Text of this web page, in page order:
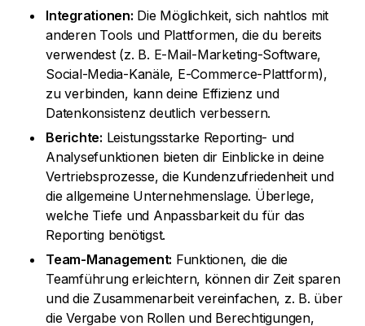
Integrationen: Die Möglichkeit, sich nahtlos mit
anderen Tools und Plattformen, die du bereits
verwendest (z. B. E-Mail-Marketing-Software,
Social-Media-Kanäle, E-Commerce-Plattform),
zu verbinden, kann deine Effizienz und
Datenkonsistenz deutlich verbessern.
Berichte: Leistungsstarke Reporting- und
Analysefunktionen bieten dir Einblicke in deine
Vertriebsprozesse, die Kundenzufriedenheit und
die allgemeine Unternehmenslage. Überlege,
welche Tiefe und Anpassbarkeit du für das
Reporting benötigst.
Team-Management: Funktionen, die die
Teamführung erleichtern, können dir Zeit sparen
und die Zusammenarbeit vereinfachen, z. B. über
die Vergabe von Rollen und Berechtigungen,